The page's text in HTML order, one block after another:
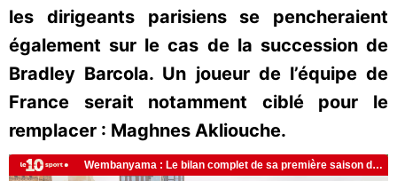
les dirigeants parisiens se pencheraient
également sur le cas de la succession de
Bradley Barcola. Un joueur de l’équipe de
France serait notamment ciblé pour le
remplacer : Maghnes Akliouche.